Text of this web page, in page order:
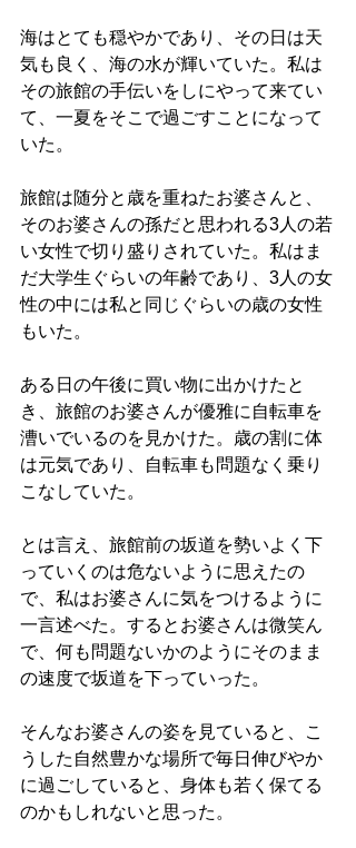
海はとても穏やかであり、その日は天
気も良く、海の水が輝いていた。私は
その旅館の手伝いをしにやって来てい
て、一夏をそこで過ごすことになって
いた。
旅館は随分と歳を重ねたお婆さんと、
そのお婆さんの孫だと思われる3人の若
い女性で切り盛りされていた。私はま
だ大学生ぐらいの年齢であり、3人の女
性の中には私と同じぐらいの歳の女性
もいた。
ある日の午後に買い物に出かけたと
き、旅館のお婆さんが優雅に自転車を
漕いでいるのを見かけた。歳の割に体
は元気であり、自転車も問題なく乗り
こなしていた。
とは言え、旅館前の坂道を勢いよく下
っていくのは危ないように思えたの
で、私はお婆さんに気をつけるように
一言述べた。するとお婆さんは微笑ん
で、何も問題ないかのようにそのまま
の速度で坂道を下っていった。
そんなお婆さんの姿を見ていると、こ
うした自然豊かな場所で毎日伸びやか
に過ごしていると、身体も若く保てる
のかもしれないと思った。